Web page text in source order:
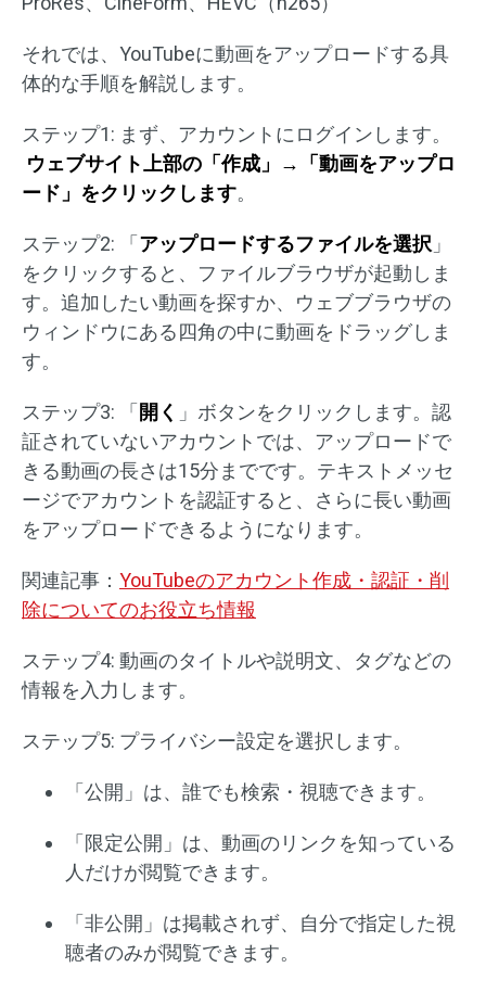
それでは、YouTubeに動画をアップロードする具
体的な手順を解説します。
ステップ1: まず、アカウントにログインします。
ウェブサイト上部の「作成」→「動画をアップロ
ード」をクリックします。
ステップ2: 「 アップロードするファイルを選択」
をクリックすると、ファイルブラウザが起動しま
す。追加したい動画を探すか、ウェブブラウザの
ウィンドウにある四角の中に動画をドラッグしま
す。
ステップ3: 「 開く 」ボタンをクリックします。認
証されていないアカウントでは、アップロードで
きる動画の長さは15分までです。テキストメッセ
ージでアカウントを認証すると、さらに長い動画
をアップロードできるようになります。
関連記事： YouTubeのアカウント作成・認証・削
除についてのお役立ち情報
ステップ4: 動画のタイトルや説明文、タグなどの
情報を入力します。
ステップ5: プライバシー設定を選択します。
「公開」は、誰でも検索・視聴できます。
「限定公開」は、動画のリンクを知っている
人だけが閲覧できます。
「非公開」は掲載されず、自分で指定した視
聴者のみが閲覧できます。